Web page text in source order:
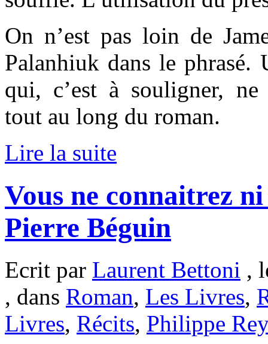
On n’est pas loin de
Palanhiuk dans le phrasé.
qui, c’est à souligner,
tout au long du roman.
Lire la suite
Vous ne connaitrez
Pierre Béguin
Ecrit par Laurent Bettoni ,
, dans Roman, Les Livres,
Livres, Récits, Philippe